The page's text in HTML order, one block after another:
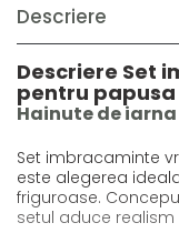
Descriere
Descriere Set
pentru
Hainute de
Set imbracaminte
este alegerea
friguroase.
setul aduce